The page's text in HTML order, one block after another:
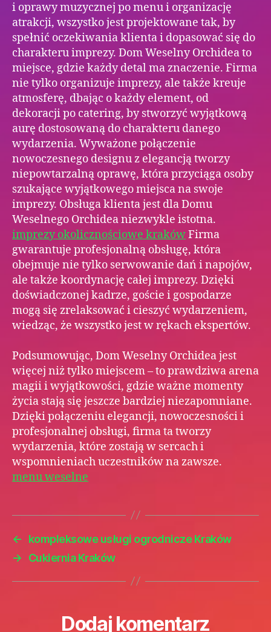
i oprawy muzycznej po menu i organizację
atrakcji, wszystko jest projektowane tak, by
spełnić oczekiwania klienta i dopasować się do
charakteru imprezy. Dom Weselny Orchidea to
miejsce, gdzie każdy detal ma znaczenie. Firma
nie tylko organizuje imprezy, ale także kreuje
atmosferę, dbając o każdy element, od
dekoracji po catering, by stworzyć wyjątkową
aurę dostosowaną do charakteru danego
wydarzenia. Wyważone połączenie
nowoczesnego designu z elegancją tworzy
niepowtarzalną oprawę, która przyciąga osoby
szukające wyjątkowego miejsca na swoje
imprezy. Obsługa klienta jest dla Domu
Weselnego Orchidea niezwykle istotna.
imprezy okolicznościowe krakówFirma
gwarantuje profesjonalną obsługę, która
obejmuje nie tylko serwowanie dań i napojów,
ale także koordynację całej imprezy. Dzięki
doświadczonej kadrze, goście i gospodarze
mogą się zrelaksować i cieszyć wydarzeniem,
wiedząc, że wszystko jest w rękach ekspertów.
Podsumowując, Dom Weselny Orchidea jest
więcej niż tylko miejscem – to prawdziwa arena
magii i wyjątkowości, gdzie ważne momenty
życia stają się jeszcze bardziej niezapomniane.
Dzięki połączeniu elegancji, nowoczesności i
profesjonalnej obsługi, firma ta tworzy
wydarzenia, które zostają w sercach i
wspomnieniach uczestników na zawsze.
menu weselne
←
kompleksowe usługi ogrodnicze Kraków
→
Cukiernia Kraków
Dodaj komentarz